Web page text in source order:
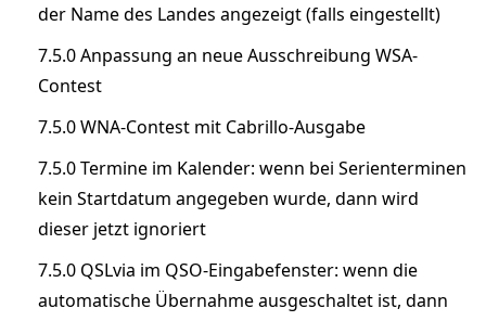
der Name des Landes angezeigt (falls eingestellt)
7.5.0 Anpassung an neue Ausschreibung WSA-
Contest
7.5.0 WNA-Contest mit Cabrillo-Ausgabe
7.5.0 Termine im Kalender: wenn bei Serienterminen
kein Startdatum angegeben wurde, dann wird
dieser jetzt ignoriert
7.5.0 QSLvia im QSO-Eingabefenster: wenn die
automatische Übernahme ausgeschaltet ist, dann